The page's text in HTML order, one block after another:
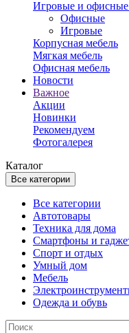
Игровые и офисные
Офисные
Игровые
Корпусная мебель
Мягкая мебель
Офисная мебель
Новости
Важное
Акции
Новинки
Рекомендуем
Фотогалерея
Каталог
Все категории
Все категории
Автотовары
Техника для дома
Смартфоны и
Спорт и отдых
Умный дом
Мебель
Одежда и обувь